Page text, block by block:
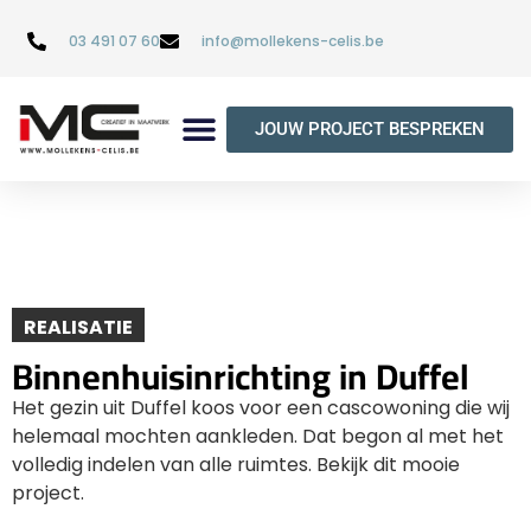
03 491 07 60 info@mollekens-celis.be
JOUW PROJECT BESPREKEN
REALISATIE
Binnenhuisinrichting in Duffel
Het gezin uit Duffel koos voor een cascowoning die wij
helemaal mochten aankleden. Dat begon al met het
volledig indelen van alle ruimtes. Bekijk dit mooie
project.